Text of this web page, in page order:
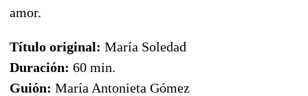
amor.
Título original: María Soledad
Duración: 60 min.
Guión: María Antonieta Gómez